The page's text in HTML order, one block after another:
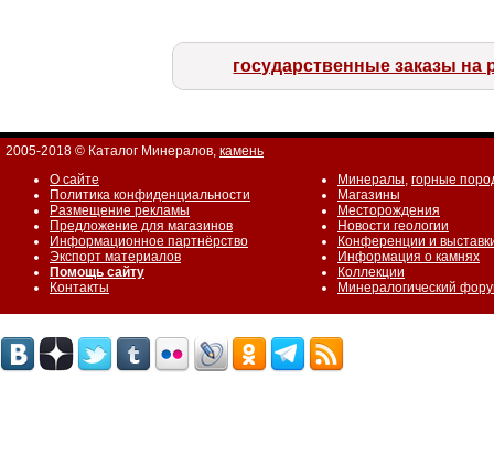
государственные заказы на
2005-2018 © Каталог Минералов, камень
О сайте
Политика конфиденциальности
Размещение рекламы
Предложение для магазинов
Информационное партнёрство
Экспорт материалов
Помощь сайту
Контакты
Минералы, горные
Магазины
Месторождения
Новости геологии
Конференции и
Информация о камнях
Коллекции
Минералогический